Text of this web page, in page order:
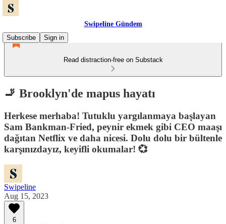
Swipeline Gündem
Subscribe
Sign in
Read distraction-free on Substack
🚬 Brooklyn'de mapus hayatı
Herkese merhaba! Tutuklu yargılanmaya başlayan
Sam Bankman-Fried, peynir ekmek gibi CEO maaşı
dağıtan Netflix ve daha nicesi. Dolu dolu bir bültenle
karşınızdayız, keyifli okumalar! 💞
Swipeline
Aug 15, 2023
6